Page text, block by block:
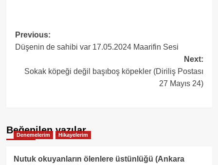
Post
navigation
Previous:
Düşenin de sahibi var 17.05.2024 Maarifin Sesi
Next:
Sokak köpeği değil başıboş köpekler (Diriliş Postası
27 Mayıs 24)
Beğenilen yazılar
Denemelerim Hikayelerim
Nutuk okuyanların ölenlere üstünlüğü (Ankara